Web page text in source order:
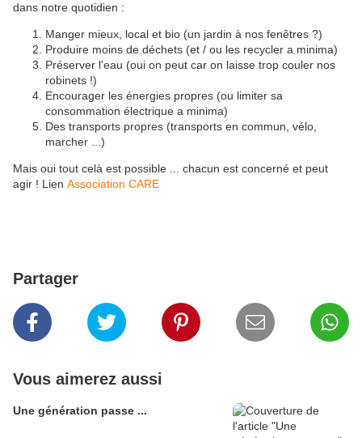
dans notre quotidien :
Manger mieux, local et bio (un jardin à nos fenêtres ?)
Produire moins de déchets (et / ou les recycler a minima)
Préserver l'eau (oui on peut car on laisse trop couler nos
robinets !)
Encourager les énergies propres (ou limiter sa
consommation électrique a minima)
Des transports propres (transports en commun, vélo,
marcher ...)
Mais oui tout celà est possible ... chacun est concerné et peut
agir ! Lien Association CARE
Partager
Vous aimerez aussi
Une génération passe ...